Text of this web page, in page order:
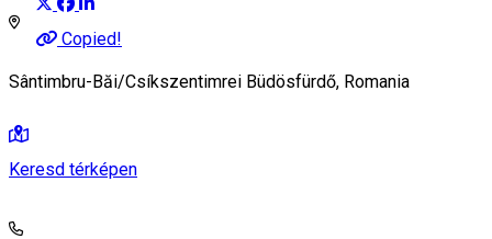
Copied!
Sântimbru-Băi/Csíkszentimrei Büdösfürdő, Romania
Keresd térképen